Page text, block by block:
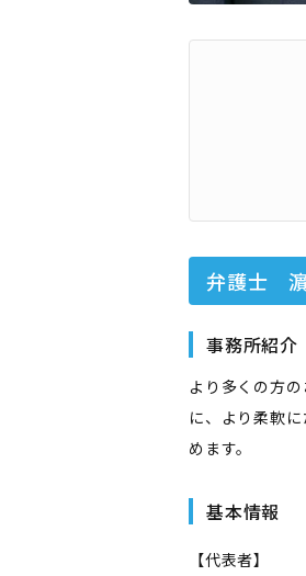
弁護士 濵
事務所紹介
より多くの方
に、より柔軟
めます。
基本情報
【代表者】